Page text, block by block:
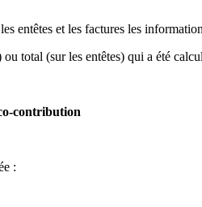
entêtes et les factures les
total (sur les entêtes) qui a été
contribution
: